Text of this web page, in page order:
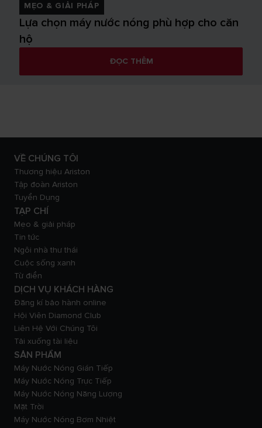
MẸO & GIẢI PHÁP
Lựa chọn máy nước nóng phù hợp cho căn
hộ
ĐỌC THÊM
VỀ CHÚNG TÔI
Thương hiệu Ariston
Tập đoàn Ariston
Tuyển Dụng
TẠP CHÍ
Mẹo & giải pháp
Tin tức
Ngôi nhà thư thái
Cuộc sống xanh
Từ điển
DỊCH VỤ KHÁCH HÀNG
Đăng kí bảo hành online
Hội Viên Diamond Club
Liên Hệ Với Chúng Tôi
Tải xuống tài liệu
SẢN PHẨM
Máy Nước Nóng Gián Tiếp
Máy Nước Nóng Trực Tiếp
Máy Nước Nóng Năng Lượng
Mặt Trời
Máy Nước Nóng Bơm Nhiệt